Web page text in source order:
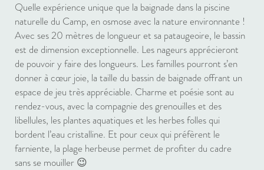
Quelle expérience unique que la baignade dans la piscine
naturelle du Camp, en osmose avec la nature environnante !
Avec ses 20 mètres de longueur et sa pataugeoire, le bassin
est de dimension exceptionnelle. Les nageurs apprécieront
de pouvoir y faire des longueurs. Les familles pourront s’en
donner à cœur joie, la taille du bassin de baignade offrant un
espace de jeu très appréciable. Charme et poésie sont au
rendez-vous, avec la compagnie des grenouilles et des
libellules, les plantes aquatiques et les herbes folles qui
bordent l’eau cristalline. Et pour ceux qui préfèrent le
farniente, la plage herbeuse permet de profiter du cadre
sans se mouiller 😉